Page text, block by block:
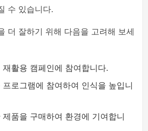
수 있습니다.
더 잘하기 위해 다음을 고려해 보세
재활용 캠페인에 참여합니다.
로그램에 참여하여 인식을 높입니
제품을 구매하여 환경에 기여합니